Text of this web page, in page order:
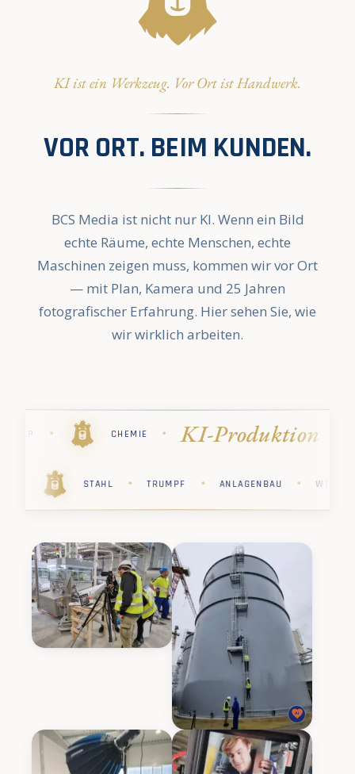
KI ist ein Werkzeug. Vor Ort ist Handwerk.
VOR ORT. BEIM KUNDEN.
BCS Media ist nicht nur KI. Wenn ein Bild
echte Räume, echte Menschen, echte
Maschinen zeigen muss, kommen wir vor Ort
— mit Plan, Kamera und 25 Jahren
fotografischer Erfahrung. Hier sehen Sie, wie
wir wirklich arbeiten.
· STIHL PHARMA · KÄRCHER ·
PHARMA · STIHL · CHEMIE · SAP ·